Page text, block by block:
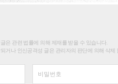
은 관련 법률에 의해 제재를 받을 수 있습니다.
거나 인신공격성 글은 관리자의 판단에 의해 삭제